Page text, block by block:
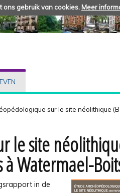
ons gebruik van cookies. Meer
sur le site néolithique
le site
à Watermael-
in de